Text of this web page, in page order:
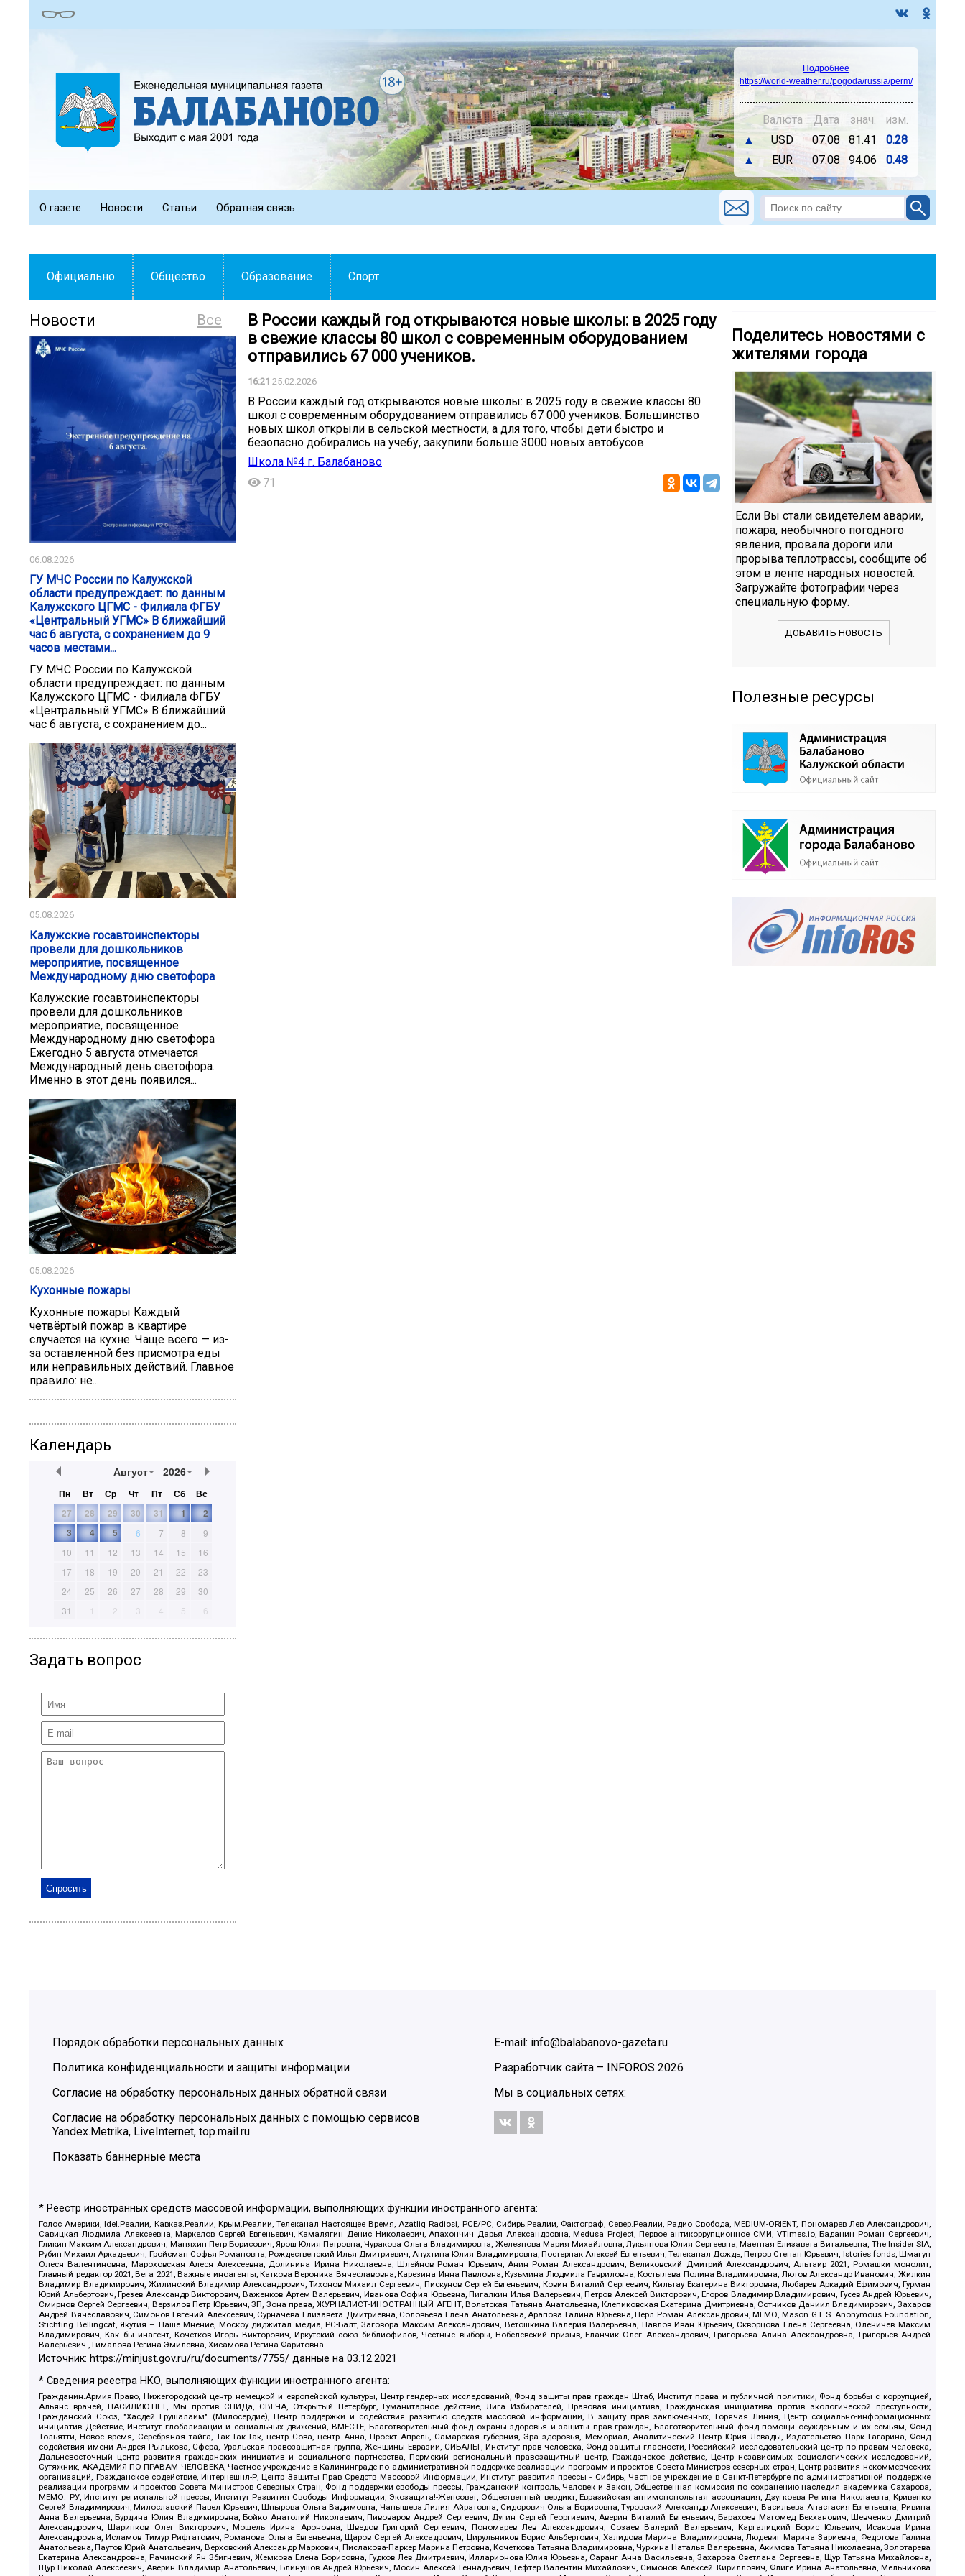
Подробнее
https://world-weather.ru/pogoda/russia/perm/
Валюта Дата знач.
изм.
▲
USD 07.08 81.41
0.28
▲
EUR 07.08 94.06 0.48
О газете Новости Статьи Обратная связь
Официально Общество Образование Спорт
Все
Новости
06.08.2026
ГУ МЧС России по Калужской
области предупреждает: по данным
Калужского ЦГМС - Филиала ФГБУ
«Центральный УГМС» В ближайший
час 6 августа, с сохранением до 9
часов местами...
ГУ МЧС России по Калужской
области предупреждает: по данным
Калужского ЦГМС - Филиала ФГБУ
«Центральный УГМС» В ближайший
час 6 августа, с сохранением до...
05.08.2026
Калужские госавтоинспекторы
провели для дошкольников
мероприятие, посвященное
Международному дню светофора
Калужские госавтоинспекторы
провели для дошкольников
мероприятие, посвященное
Международному дню светофора
Ежегодно 5 августа отмечается
Международный день светофора.
Именно в этот день появился...
05.08.2026
Кухонные пожары
Кухонные пожары Каждый
четвёртый пожар в квартире
случается на кухне. Чаще всего — из-
за оставленной без присмотра еды
или неправильных действий. Главное
правило: не...
Календарь
Август 2026
Пн Вт Ср Чт Пт Сб
Вс
27
28 29 30 31 1
2
3
4 5 6 7 8
9
10
11 12 13 14 15
16
17
18 19 20 21 22
23
24
25 26 27 28 29
30
31
1 2 3 4 5 6
Задать вопрос
В России каждый год открываются новые школы: в 2025 году
в свежие классы 80 школ с современным оборудованием
отправились 67 000 учеников.
16:21 25.02.2026
В России каждый год открываются новые школы: в 2025 году в свежие классы 80
школ с современным оборудованием отправились 67 000 учеников. Большинство
новых школ открыли в сельской местности, а для того, чтобы дети быстро и
безопасно добирались на учебу, закупили больше 3000 новых автобусов.
Школа №4 г. Балабаново
71
Поделитесь новостями с
жителями города
Если Вы стали свидетелем аварии,
пожара, необычного погодного
явления, провала дороги или
прорыва теплотрассы, сообщите об
этом в ленте народных новостей.
Загружайте фотографии через
специальную форму.
ДОБАВИТЬ НОВОСТЬ
Полезные ресурсы
Порядок обработки персональных данных
Политика конфиденциальности и защиты информации
Согласие на обработку персональных данных обратной связи
Согласие на обработку персональных данных с помощью сервисов
Yandex.Metrika, LiveInternet, top.mail.ru
Показать баннерные места
E-mail: info@balabanovo-gazeta.ru
Разработчик сайта –
INFOROS 2026
Мы в социальных сетях:
* Реестр иностранных средств массовой информации, выполняющих функции иностранного агента:
Голос Америки, Idel.Реалии, Кавказ.Реалии, Крым.Реалии, Телеканал Настоящее Время, Azatliq Radiosi, PCE/PC, Сибирь.Реалии, Фактограф, Север.Реалии, Радио Свобода, MEDIUM-ORIENT, Пономарев Лев Александрович,
Савицкая Людмила Алексеевна, Маркелов Сергей Евгеньевич, Камалягин Денис Николаевич, Апахончич Дарья Александровна, Medusa Project, Первое антикоррупционное СМИ, VTimes.io, Баданин Роман Сергеевич,
Гликин Максим Александрович, Маняхин Петр Борисович, Ярош Юлия Петровна, Чуракова Ольга Владимировна, Железнова Мария Михайловна, Лукьянова Юлия Сергеевна, Маетная Елизавета Витальевна, The Insider SIA,
Рубин Михаил Аркадьевич, Гройсман Софья Романовна, Рождественский Илья Дмитриевич, Апухтина Юлия Владимировна, Постернак Алексей Евгеньевич, Телеканал Дождь, Петров Степан Юрьевич, Istories fonds, Шмагун
Олеся Валентиновна, Мароховская Алеся Алексеевна, Долинина Ирина Николаевна, Шлейнов Роман Юрьевич, Анин Роман Александрович, Великовский Дмитрий Александрович, Альтаир 2021, Ромашки монолит,
Главный редактор 2021, Вега 2021, Важные иноагенты, Каткова Вероника Вячеславовна, Карезина Инна Павловна, Кузьмина Людмила Гавриловна, Костылева Полина Владимировна, Лютов Александр Иванович, Жилкин
Владимир Владимирович, Жилинский Владимир Александрович, Тихонов Михаил Сергеевич, Пискунов Сергей Евгеньевич, Ковин Виталий Сергеевич, Кильтау Екатерина Викторовна, Любарев Аркадий Ефимович, Гурман
Юрий Альбертович, Грезев Александр Викторович, Важенков Артем Валерьевич, Иванова София Юрьевна, Пигалкин Илья Валерьевич, Петров Алексей Викторович, Егоров Владимир Владимирович, Гусев Андрей Юрьевич,
Смирнов Сергей Сергеевич, Верзилов Петр Юрьевич, ЗП, Зона права, ЖУРНАЛИСТ-ИНОСТРАННЫЙ АГЕНТ, Вольтская Татьяна Анатольевна, Клепиковская Екатерина Дмитриевна, Сотников Даниил Владимирович, Захаров
Андрей Вячеславович, Симонов Евгений Алексеевич, Сурначева Елизавета Дмитриевна, Соловьева Елена Анатольевна, Арапова Галина Юрьевна, Перл Роман Александрович, МЕМО, Mason G.E.S. Anonymous Foundation,
Stichting Bellingcat, Якутия – Наше Мнение, Москоу диджитал медиа, РС-Балт, Заговора Максим Александрович, Ветошкина Валерия Валерьевна, Павлов Иван Юрьевич, Скворцова Елена Сергеевна, Оленичев Максим
Владимирович, Как бы инагент, Кочетков Игорь Викторович, Иркутский союз библиофилов, Честные выборы, Нобелевский призыв, Еланчик Олег Александрович, Григорьева Алина Александровна, Григорьев Андрей
Валерьевич , Гималова Регина Эмилевна, Хисамова Регина Фаритовна
Источник: https://minjust.gov.ru/ru/documents/7755/ данные на03.12.2021
* Сведения реестра НКО, выполняющих функции иностранного агента:
Гражданин.Армия.Право, Нижегородский центр немецкой и европейской культуры, Центр гендерных исследований, Фонд защиты прав граждан Штаб, Институт права и публичной политики, Фонд борьбы с коррупцией,
Альянс врачей, НАСИЛИЮ.НЕТ, Мы против СПИДа, СВЕЧА, Открытый Петербург, Гуманитарное действие, Лига Избирателей, Правовая инициатива, Гражданская инициатива против экологической преступности,
Гражданский Союз, "Хасдей Ерушалаим" (Милосердие), Центр поддержки и содействия развитию средств массовой информации, В защиту прав заключенных, Горячая Линия, Центр социально-информационных
инициатив Действие, Институт глобализации и социальных движений, ВМЕСТЕ, Благотворительный фонд охраны здоровья и защиты прав граждан, Благотворительный фонд помощи осужденным и их семьям, Фонд
Тольятти, Новое время, Серебряная тайга, Так-Так-Так, центр Сова, центр Анна, Проект Апрель, Самарская губерния, Эра здоровья, Мемориал, Аналитический Центр Юрия Левады, Издательство Парк Гагарина, Фонд
содействия имени Андрея Рылькова, Сфера, Уральская правозащитная группа, Женщины Евразии, СИБАЛЬТ, Институт прав человека, Фонд защиты гласности, Российский исследовательский центр по правам человека,
Дальневосточный центр развития гражданских инициатив и социального партнерства, Пермский региональный правозащитный центр, Гражданское действие, Центр независимых социологических исследований,
Сутяжник, АКАДЕМИЯ ПО ПРАВАМ ЧЕЛОВЕКА, Частное учреждение в Калининграде по административной поддержке реализации программ и проектов Совета Министров северных стран, Центр развития некоммерческих
организаций, Гражданское содействие, Интернешнл-Р, Центр Защиты Прав Средств Массовой Информации, Институт развития прессы - Сибирь, Частное учреждение в Санкт-Петербурге по административной поддержке
реализации программ и проектов Совета Министров Северных Стран, Фонд поддержки свободы прессы, Гражданский контроль, Человек и Закон, Общественная комиссия по сохранению наследия академика Сахарова,
МЕМО. РУ, Институт региональной прессы, Институт Развития Свободы Информации, Экозащита!-Женсовет, Общественный вердикт, Евразийская антимонопольная ассоциация, Дзугкоева Регина Николаевна, Кривенко
Сергей Владимирович, Милославский Павел Юрьевич, Шнырова Ольга Вадимовна, Чанышева Лилия Айратовна, Сидорович Ольга Борисовна, Туровский Александр Алексеевич, Васильева Анастасия Евгеньевна, Ривина
Анна Валерьевна, Бурдина Юлия Владимировна, Бойко Анатолий Николаевич, Пивоваров Андрей Сергеевич, Дугин Сергей Георгиевич, Аверин Виталий Евгеньевич, Барахоев Магомед Бекханович, Шевченко Дмитрий
Александрович, Шарипков Олег Викторович, Мошель Ирина Ароновна, Шведов Григорий Сергеевич, Пономарев Лев Александрович, Созаев Валерий Валерьевич, Каргалицкий Борис Юльевич, Исакова Ирина
Александровна, Исламов Тимур Рифгатович, Романова Ольга Евгеньевна, Щаров Сергей Алексадрович, Цирульников Борис Альбертович, Халидова Марина Владимировна, Людевиг Марина Зариевна, Федотова Галина
Анатольевна, Паутов Юрий Анатольевич, Верховский Александр Маркович, Пислакова-Паркер Марина Петровна, Кочеткова Татьяна Владимировна, Чуркина Наталья Валерьевна, Акимова Татьяна Николаевна, Золотарева
Екатерина Александровна, Рачинский Ян Збигневич, Жемкова Елена Борисовна, Гудков Лев Дмитриевич, Илларионова Юлия Юрьевна, Саранг Анна Васильевна, Захарова Светлана Сергеевна, Щур Татьяна Михайловна,
Щур Николай Алексеевич, Аверин Владимир Анатольевич, Блинушов Андрей Юрьевич, Мосин Алексей Геннадьевич, Гефтер Валентин Михайлович, Симонов Алексей Кириллович, Флиге Ирина Анатольевна, Мельникова